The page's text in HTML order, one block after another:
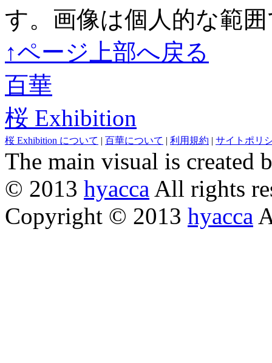
す。画像は個人的な範
↑ページ上部へ戻る
百華
桜 Exhibition
桜 Exhibition について | 百華について | 利用規約 | サイトポリ
The main visual is created
© 2013 hyacca All rights
Copyright © 2013 hyacca